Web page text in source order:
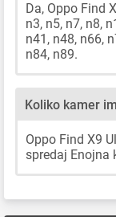
Da, Oppo Find
n3, n5, n7, n8,
n41, n48, n66,
n84, n89.
Koliko kamer
Oppo Find X9
spredaj Enojna